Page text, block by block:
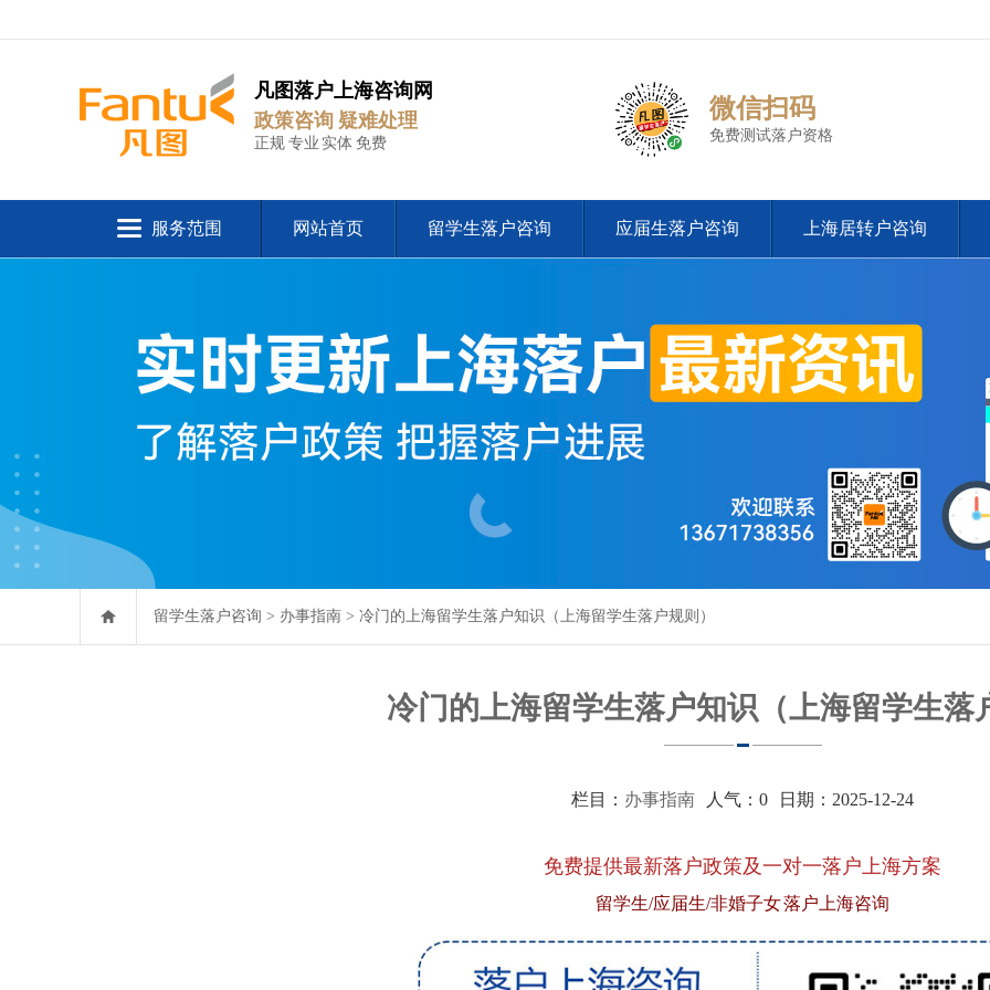
凡图落户上海咨询网
政策咨询 疑难处理
正规 专业 实体 免费
微信扫码
免费测试落户资格
服务范围 网站首页 留学生落户咨询 应届生落户咨询 上海居转户咨询
留学生落户咨询 > 办事指南 > 冷门的上海留学生落户知识（上海留学生落户规则）
冷门的上海留学生落户知识（上海留学生落
栏目： 办事指南 人气： 0 日期：2025-12-24
免费提供最新落户政策及一对一落户上海方案
留学生/应届生/非婚子女 落户上海咨询